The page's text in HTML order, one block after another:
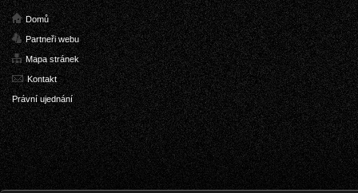
Domů
Partneři webu
Mapa stránek
Kontakt
Právní ujednání